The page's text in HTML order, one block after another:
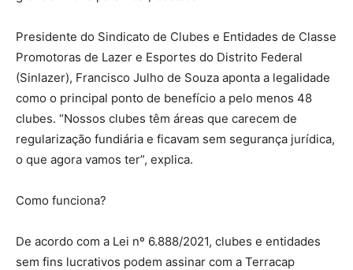
Presidente do Sindicato de Clubes e Entidades de Classe
Promotoras de Lazer e Esportes do Distrito Federal
(Sinlazer), Francisco Julho de Souza aponta a legalidade
como o principal ponto de benefício a pelo menos 48
clubes. “Nossos clubes têm áreas que carecem de
regularização fundiária e ficavam sem segurança jurídica,
o que agora vamos ter”, explica.
Como funciona?
De acordo com a Lei nº 6.888/2021, clubes e entidades
sem fins lucrativos podem assinar com a Terracap